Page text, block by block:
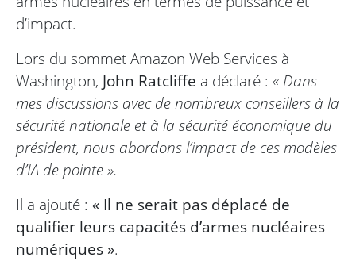
d’impact.
Lors du sommet Amazon Web Services à
Washington, John Ratcliffe a déclaré : « Dans
mes discussions avec de nombreux conseillers à la
sécurité nationale et à la sécurité économique du
président, nous abordons l’impact de ces modèles
d’IA de pointe ».
Il a ajouté : « Il ne serait pas déplacé de
qualifier leurs capacités d’armes nucléaires
numériques ».